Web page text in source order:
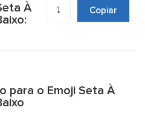
À
⤵️ Copiar
para o Emoji Seta À